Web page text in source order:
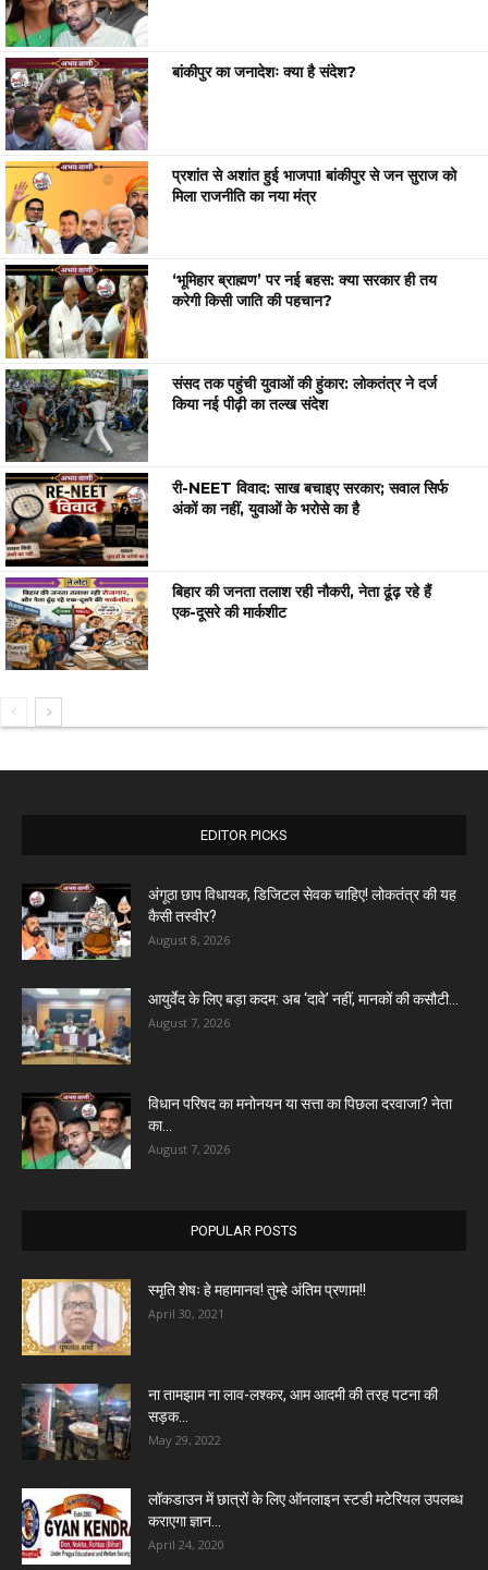
बांकीपुर का जनादेशः क्या है संदेश?
प्रशांत से अशांत हुई भाजपा! बांकीपुर से जन सुराज को
मिला राजनीति का नया मंत्र
‘भूमिहार ब्राह्मण’ पर नई बहस: क्या सरकार ही तय
करेगी किसी जाति की पहचान?
संसद तक पहुंची युवाओं की हुंकार: लोकतंत्र ने दर्ज
किया नई पीढ़ी का तल्ख संदेश
री-NEET विवाद: साख बचाइए सरकार; सवाल सिर्फ
अंकों का नहीं, युवाओं के भरोसे का है
बिहार की जनता तलाश रही नौकरी, नेता ढूंढ़ रहे हैं
एक-दूसरे की मार्कशीट
EDITOR PICKS
अंगूठा छाप विधायक, डिजिटल सेवक चाहिए! लोकतंत्र की यह
कैसी तस्वीर?
August 8, 2026
आयुर्वेद के लिए बड़ा कदम: अब ‘दावे’ नहीं, मानकों की कसौटी...
August 7, 2026
विधान परिषद का मनोनयन या सत्ता का पिछला दरवाजा? नेता
का...
August 7, 2026
POPULAR POSTS
स्मृति शेषः हे महामानव! तुम्हे अंतिम प्रणाम!!
April 30, 2021
ना तामझाम ना लाव-लश्कर, आम आदमी की तरह पटना की
सड़क...
May 29, 2022
लॉकडाउन में छात्रों के लिए ऑनलाइन स्टडी मटेरियल उपलब्ध
कराएगा ज्ञान...
April 24, 2020